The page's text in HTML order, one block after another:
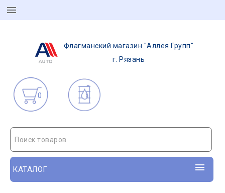
Флагманский магазин "Аллея Групп"
г. Рязань
0
Поиск товаров
КАТАЛОГ